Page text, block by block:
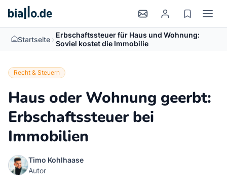
Startseite > Erbschaftssteuer für Haus und Wohnung:
Soviel kostet die Immobilie
Recht & Steuern
Haus oder Wohnung geerbt:
Erbschaftssteuer bei
Immobilien
Timo Kohlhaase
Autor